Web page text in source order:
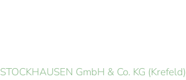
STOCKHAUSEN GmbH & Co. KG (Krefeld)